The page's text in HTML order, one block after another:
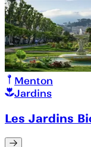
Menton
Jardins
Les Jardins